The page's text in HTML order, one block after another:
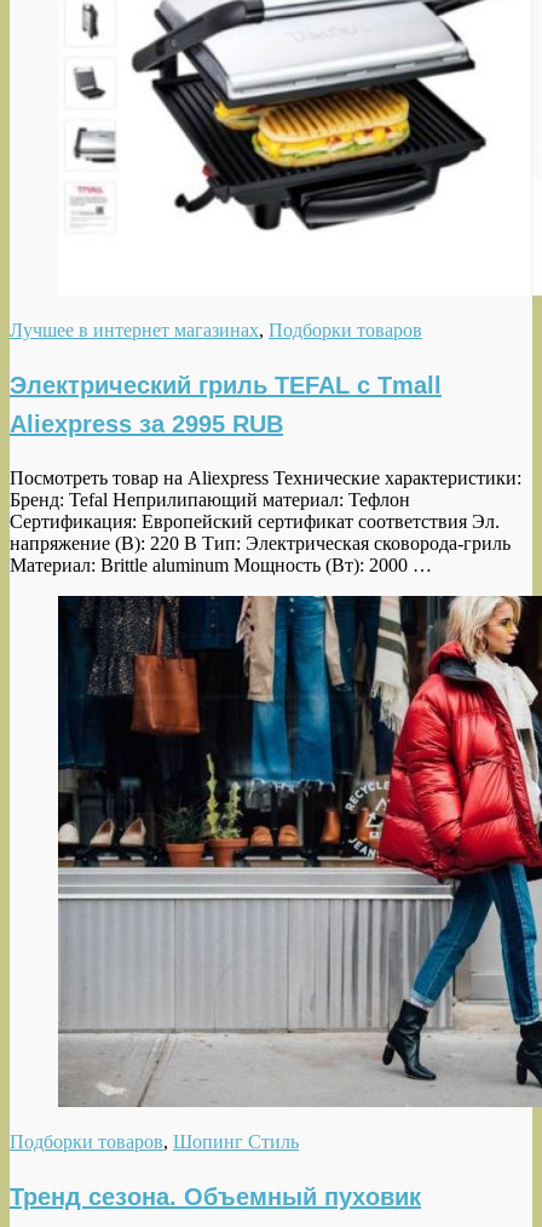
Лучшее в интернет магазинах, Подборки товаров
Электрический гриль TEFAL c Tmall
Aliexpress за 2995 RUB
Посмотреть товар на Aliexpress Технические характеристики:
Бренд: Tefal Неприлипающий материал: Тефлон
Сертификация: Европейский сертификат соответствия Эл.
напряжение (В): 220 В Тип: Электрическая сковорода-гриль
Материал: Brittle aluminum Мощность (Вт): 2000 …
Подборки товаров, Шопинг Стиль
Тренд сезона. Объемный пуховик